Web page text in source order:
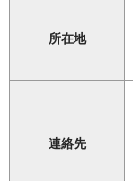
所在地
連絡先